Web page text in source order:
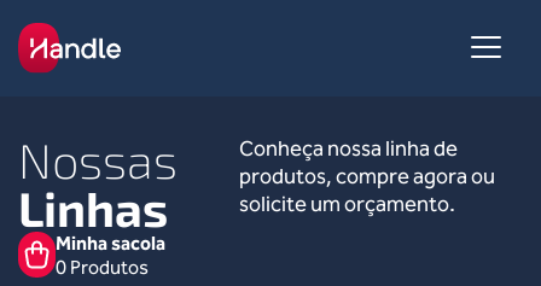
NOSSAS LINHAS
SERVIÇOS
CONHECIMENTO
Nossas
Linhas
Conheça nossa linha de
produtos, compre agora ou
solicite um orçamento.
Minha sacola
0 Produtos